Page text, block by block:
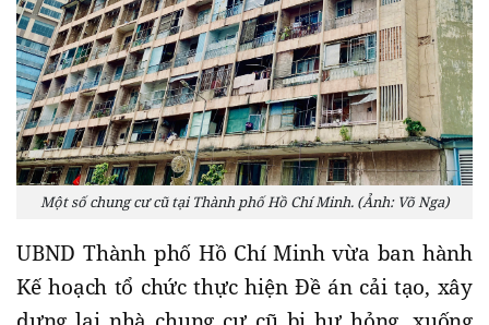
Một số chung cư cũ tại Thành phố Hồ Chí Minh. (Ảnh: Võ Nga)
UBND Thành phố Hồ Chí Minh vừa ban hành
Kế hoạch tổ chức thực hiện Đề án cải tạo, xây